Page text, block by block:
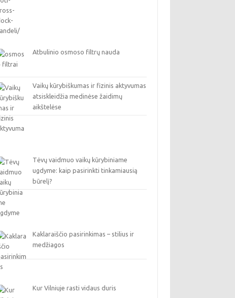
Atbulinio osmoso filtrų nauda
Vaikų kūrybiškumas ir fizinis aktyvumas
atsiskleidžia medinėse žaidimų
aikštelėse
Tėvų vaidmuo vaikų kūrybiniame
ugdyme: kaip pasirinkti tinkamiausią
būrelį?
Kaklaraiščio pasirinkimas – stilius ir
medžiagos
Kur Vilniuje rasti vidaus duris